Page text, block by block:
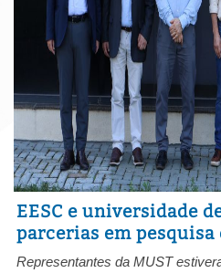
EESC e universidade
parcerias em
Representantes da MUST